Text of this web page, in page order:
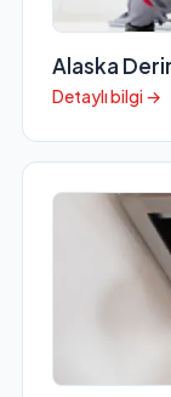
Alaska
Detaylı bilgi →